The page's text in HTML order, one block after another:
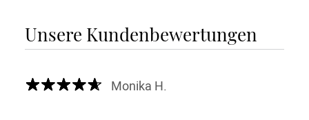
Unsere Kundenbewertungen
Monika H.